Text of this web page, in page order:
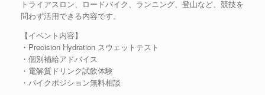
トライアスロン、ロードバイク、ランニング、登山など、競技を
問わず活用できる内容です。
【イベント内容】
・Precision Hydration スウェットテスト
・個別補給アドバイス
・電解質ドリンク試飲体験
・バイクポジション無料相談